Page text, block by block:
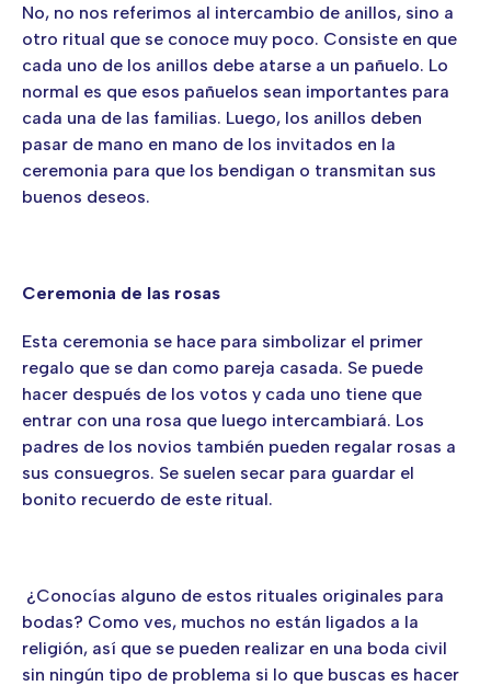
No, no nos referimos al intercambio de anillos, sino a
otro ritual que se conoce muy poco. Consiste en que
cada uno de los anillos debe atarse a un pañuelo. Lo
normal es que esos pañuelos sean importantes para
cada una de las familias. Luego, los anillos deben
pasar de mano en mano de los invitados en la
ceremonia para que los bendigan o transmitan sus
buenos deseos.
Ceremonia de las rosas
Esta ceremonia se hace para simbolizar el primer
regalo que se dan como pareja casada. Se puede
hacer después de los votos y cada uno tiene que
entrar con una rosa que luego intercambiará. Los
padres de los novios también pueden regalar rosas a
sus consuegros. Se suelen secar para guardar el
bonito recuerdo de este ritual.
¿Conocías alguno de estos rituales originales para
bodas? Como ves, muchos no están ligados a la
religión, así que se pueden realizar en una boda civil
sin ningún tipo de problema si lo que buscas es hacer